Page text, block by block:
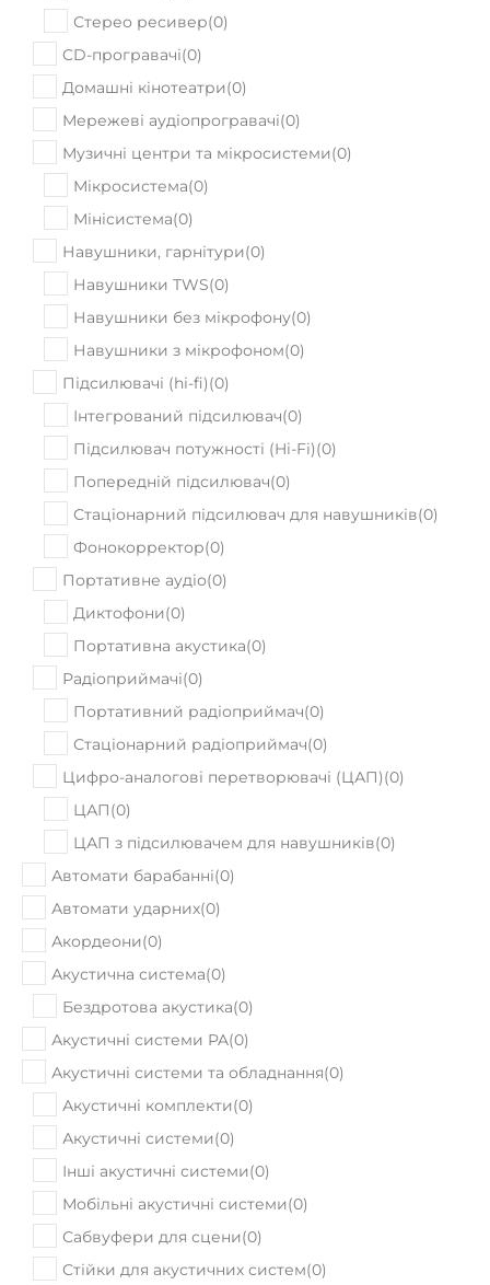
Стерео ресивер(0)
CD-програвачі(0)
Домашні кінотеатри(0)
Мережеві аудіопрогравачі(0)
Музичні центри та мікросистеми(0)
Мікросистема(0)
Мінісистема(0)
Навушники, гарнітури(0)
Навушники TWS(0)
Навушники без мікрофону(0)
Навушники з мікрофоном(0)
Підсилювачі (hi-fi)(0)
Інтегрований підсилювач(0)
Підсилювач потужності (Hi-Fi)(0)
Попередній підсилювач(0)
Стаціонарний підсилювач для навушників(0)
Фонокорректор(0)
Портативне аудіо(0)
Диктофони(0)
Портативна акустика(0)
Радіоприймачі(0)
Портативний радіоприймач(0)
Стаціонарний радіоприймач(0)
Цифро-аналогові перетворювачі (ЦАП)(0)
ЦАП(0)
ЦАП з підсилювачем для навушників(0)
Автомати барабанні(0)
Автомати ударних(0)
Акордеони(0)
Акустична система(0)
Бездротова акустика(0)
Акустичні системи PA(0)
Акустичні системи та обладнання(0)
Акустичні комплекти(0)
Акустичні системи(0)
Інші акустичні системи(0)
Мобільні акустичні системи(0)
Сабвуфери для сцени(0)
Стійки для акустичних систем(0)